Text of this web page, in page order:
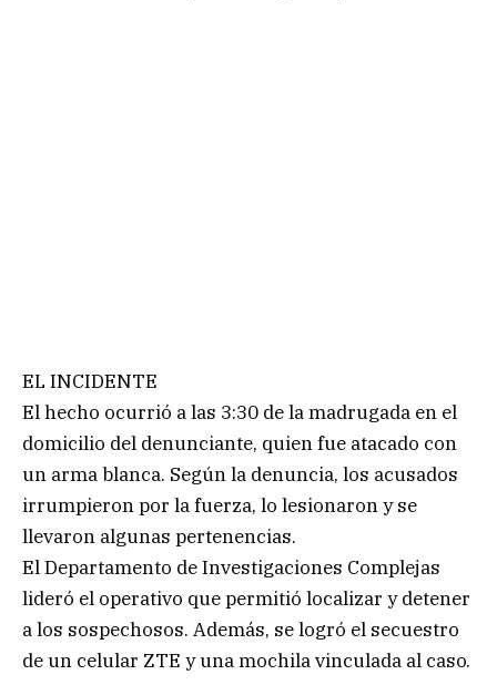
EL INCIDENTE
El hecho ocurrió a las 3:30 de la madrugada en el
domicilio del denunciante, quien fue atacado con
un arma blanca. Según la denuncia, los acusados
irrumpieron por la fuerza, lo lesionaron y se
llevaron algunas pertenencias.
El Departamento de Investigaciones Complejas
lideró el operativo que permitió localizar y detener
a los sospechosos. Además, se logró el secuestro
de un celular ZTE y una mochila vinculada al caso.